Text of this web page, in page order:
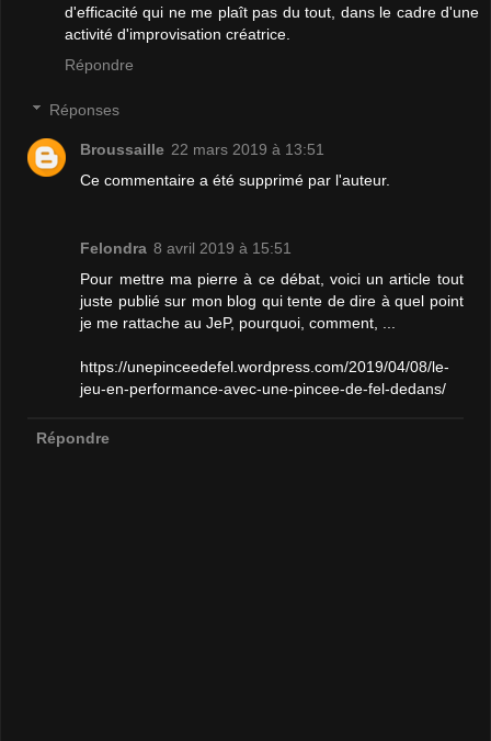
d'efficacité qui ne me plaît pas du tout, dans le cadre d'une
activité d'improvisation créatrice.
Répondre
Réponses
Broussaille 22 mars 2019 à 13:51
Ce commentaire a été supprimé par l'auteur.
Felondra 8 avril 2019 à 15:51
Pour mettre ma pierre à ce débat, voici un article tout
juste publié sur mon blog qui tente de dire à quel point
je me rattache au JeP, pourquoi, comment, ...
https://unepinceedefel.wordpress.com/2019/04/08/le-
jeu-en-performance-avec-une-pincee-de-fel-dedans/
Répondre